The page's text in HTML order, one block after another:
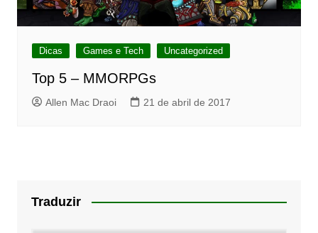
Dicas Games e Tech Uncategorized
Top 5 – MMORPGs
Allen Mac Draoi 21 de abril de 2017
Traduzir